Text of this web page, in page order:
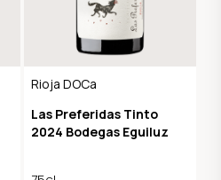
Rioja DOCa
Las Preferidas Tinto
2024 Bodegas Eguiluz